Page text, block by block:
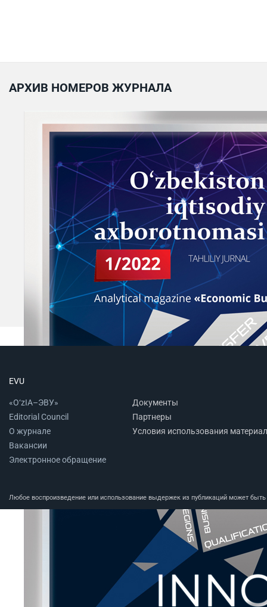
АРХИВ НОМЕРОВ ЖУРНАЛА
EVU
«O‘zIA–ЭВУ»
Editorial Council
О журнале
Вакансии
Электронное обращение
Документы
Партнеры
Условия использования
Любое воспроизведение или использование выдержек из публикаций может